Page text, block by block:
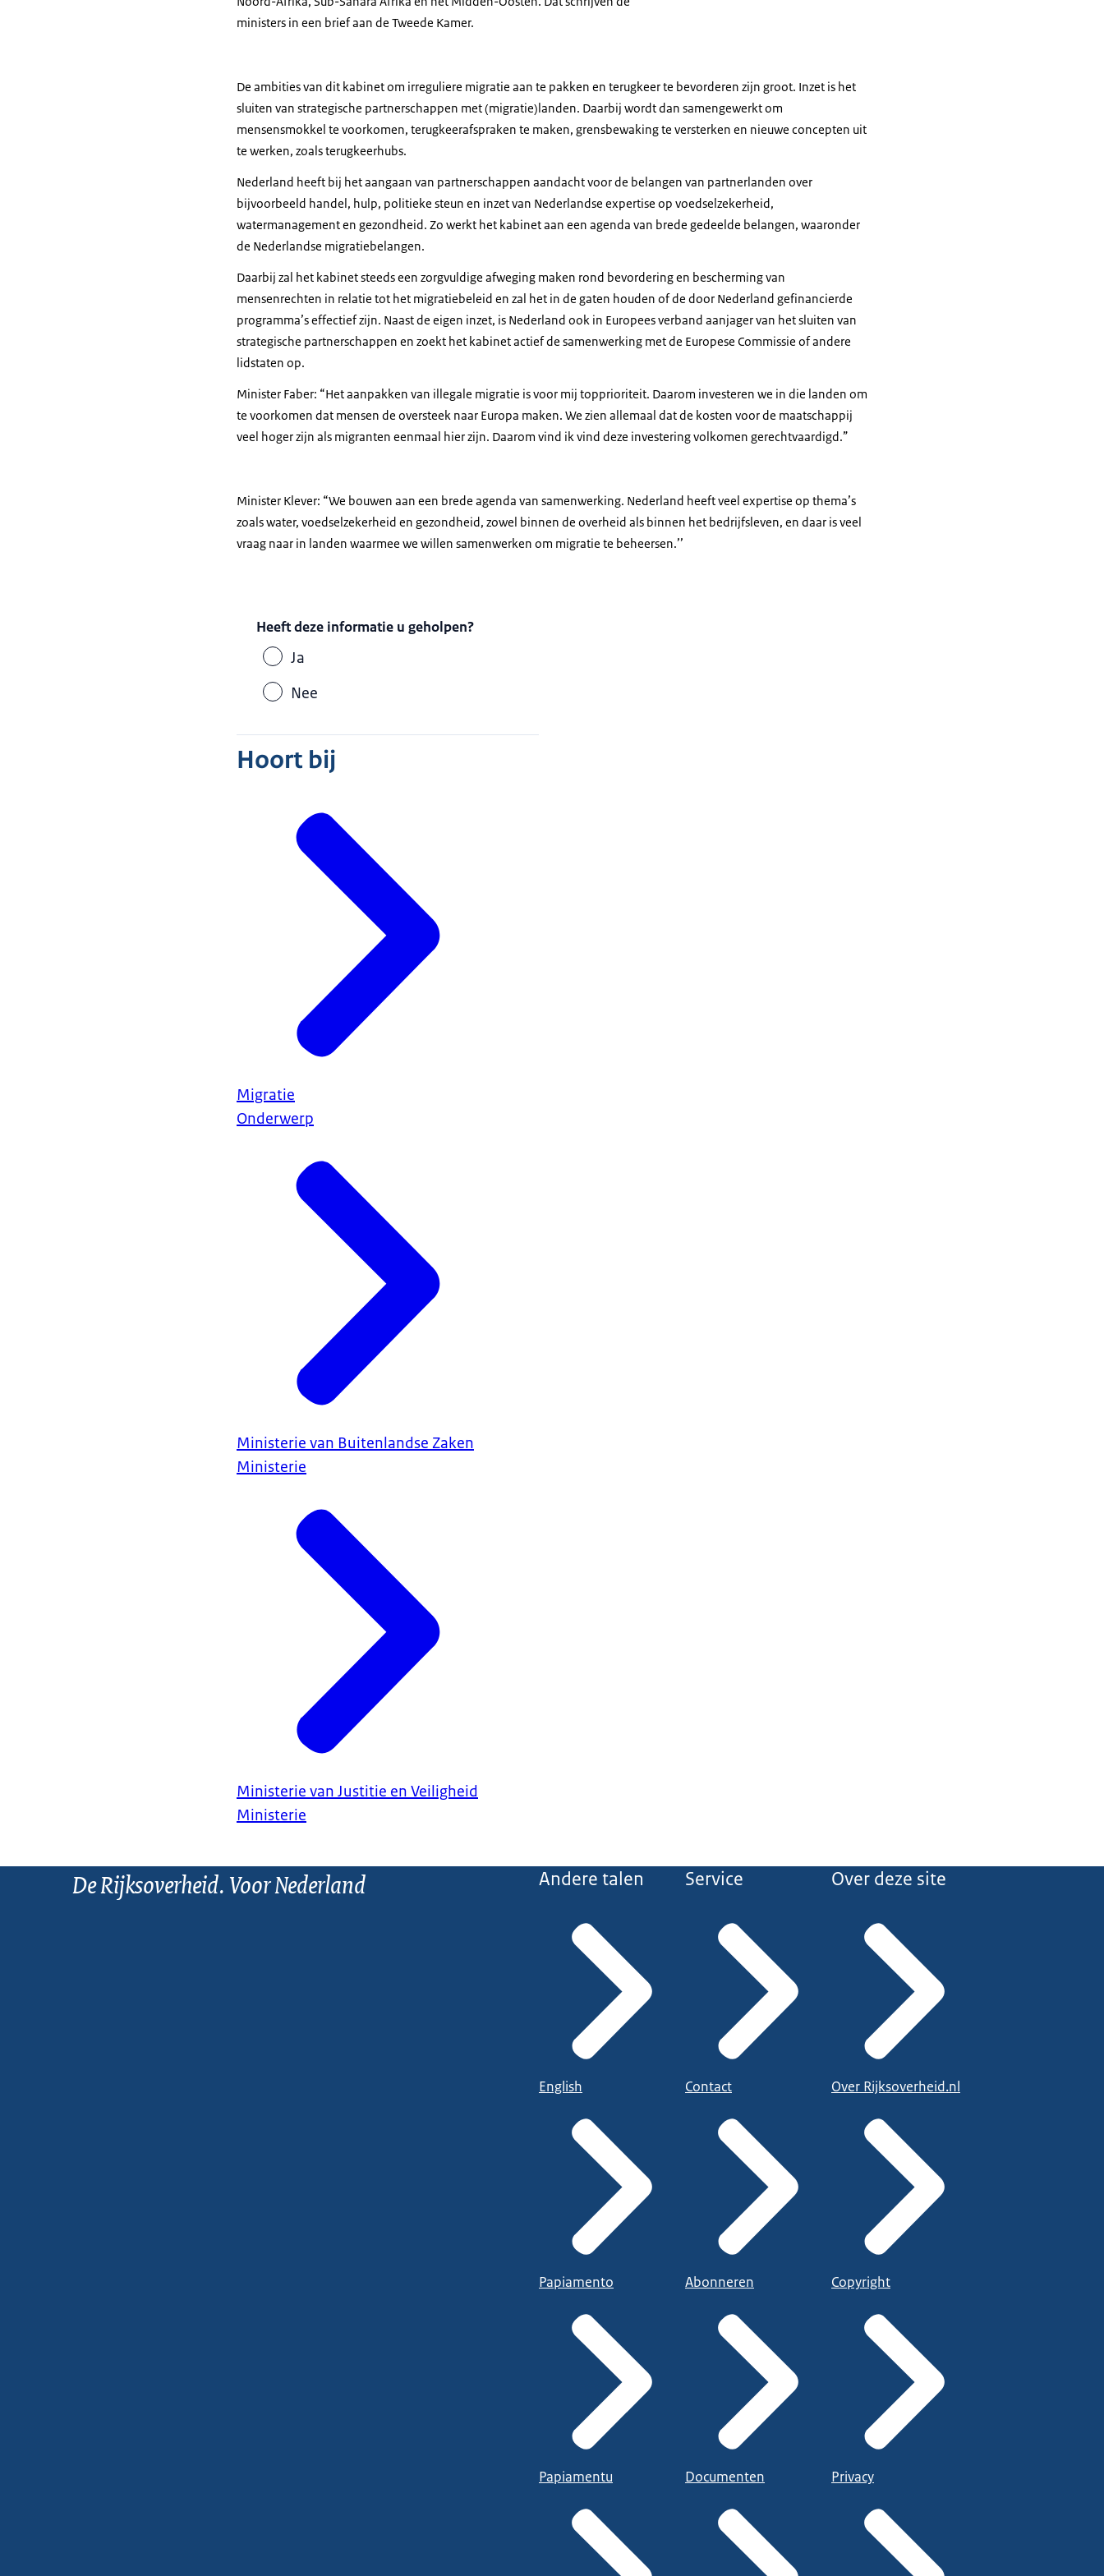
ministers in een brief aan de Tweede Kamer.
De ambities van dit kabinet om irreguliere migratie aan te pakken en terugkeer te bevorderen zijn groot. Inzet is het
sluiten van strategische partnerschappen met (migratie)landen. Daarbij wordt dan samengewerkt om
mensensmokkel te voorkomen, terugkeerafspraken te maken, grensbewaking te versterken en nieuwe concepten uit
te werken, zoals terugkeerhubs.
Nederland heeft bij het aangaan van partnerschappen aandacht voor de belangen van partnerlanden over
bijvoorbeeld handel, hulp, politieke steun en inzet van Nederlandse expertise op voedselzekerheid,
watermanagement en gezondheid. Zo werkt het kabinet aan een agenda van brede gedeelde belangen, waaronder
de Nederlandse migratiebelangen.
Daarbij zal het kabinet steeds een zorgvuldige afweging maken rond bevordering en bescherming van
mensenrechten in relatie tot het migratiebeleid en zal het in de gaten houden of de door Nederland gefinancierde
programma’s effectief zijn. Naast de eigen inzet, is Nederland ook in Europees verband aanjager van het sluiten van
strategische partnerschappen en zoekt het kabinet actief de samenwerking met de Europese Commissie of andere
lidstaten op.
Minister Faber: “Het aanpakken van illegale migratie is voor mij topprioriteit. Daarom investeren we in die landen om
te voorkomen dat mensen de oversteek naar Europa maken. We zien allemaal dat de kosten voor de maatschappij
veel hoger zijn als migranten eenmaal hier zijn. Daarom vind ik vind deze investering volkomen gerechtvaardigd.”
Minister Klever: “We bouwen aan een brede agenda van samenwerking. Nederland heeft veel expertise op thema’s
zoals water, voedselzekerheid en gezondheid, zowel binnen de overheid als binnen het bedrijfsleven, en daar is veel
vraag naar in landen waarmee we willen samenwerken om migratie te beheersen.’’
Heeft deze informatie u geholpen?
Ja
Nee
Hoort bij
Migratie
Onderwerp
Ministerie van Buitenlandse Zaken
Ministerie
Ministerie van Justitie en Veiligheid
Ministerie
De Rijksoverheid. Voor Nederland Andere talen
English
Papiamento
Papiamentu
Service
Contact
Abonneren
Documenten
Over deze site
Over Rijksoverheid.nl
Copyright
Privacy